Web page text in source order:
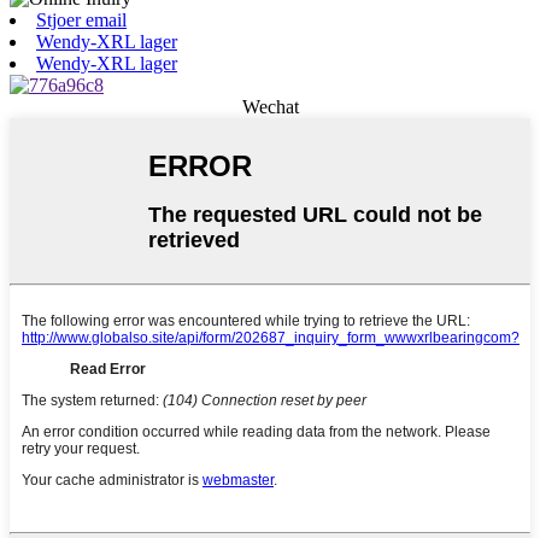
Stjoer email
Wendy-XRL lager
Wendy-XRL lager
Wechat